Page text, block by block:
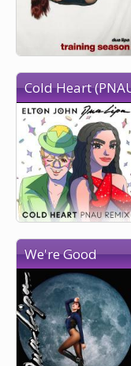
Cold Heart
We're Good